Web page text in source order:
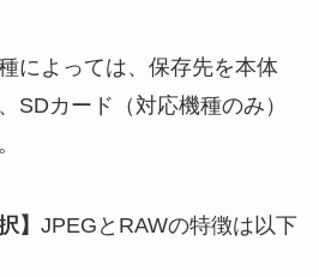
によっては、保存先を本体
SDカード（対応機種のみ）
】 JPEGとRAWの特徴は以下